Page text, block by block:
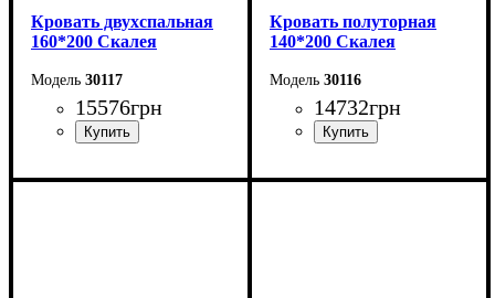
Кровать двухспальная
160*200 Скалея
30117
15576грн
Ширина: 176 см
Кровать полуторная
140*200 Скалея
30116
14732грн
Ширина: 156 см